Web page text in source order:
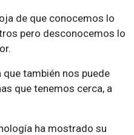
de que conocemos lo
pero desconocemos lo
también nos puede
que tenemos cerca, a
ha mostrado su